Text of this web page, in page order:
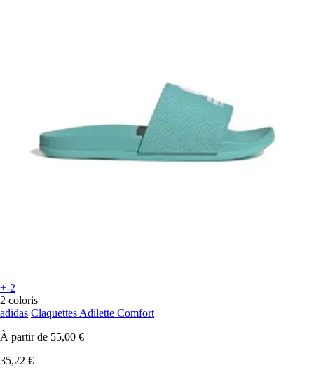
+-2
2 coloris
adidas Claquettes Adilette Comfort
À partir de 55,00 €
35,22 €